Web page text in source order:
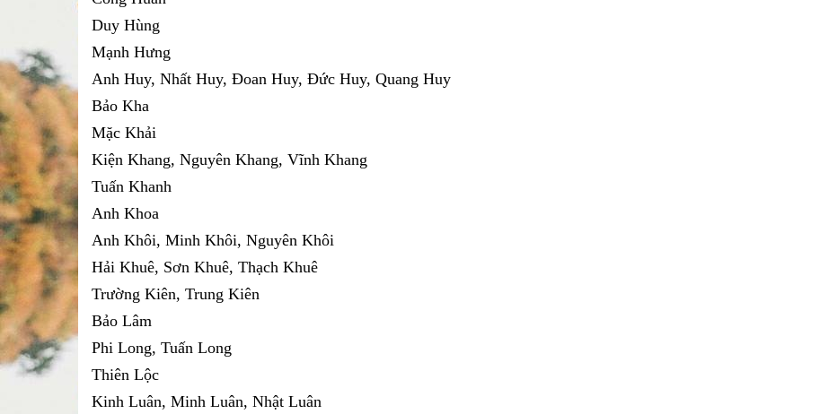
Duy Hùng
Mạnh Hưng
Anh Huy, Nhất Huy, Đoan Huy, Đức Huy, Quang Huy
Bảo Kha
Mặc Khải
Kiện Khang, Nguyên Khang, Vĩnh Khang
Tuấn Khanh
Anh Khoa
Anh Khôi, Minh Khôi, Nguyên Khôi
Hải Khuê, Sơn Khuê, Thạch Khuê
Trường Kiên, Trung Kiên
Bảo Lâm
Phi Long, Tuấn Long
Thiên Lộc
Kinh Luân, Minh Luân, Nhật Luân